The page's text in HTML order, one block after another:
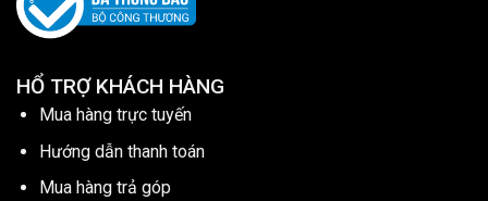
HỔ TRỢ KHÁCH HÀNG
Mua hàng trực tuyến
Hướng dẫn thanh toán
Mua hàng trả góp